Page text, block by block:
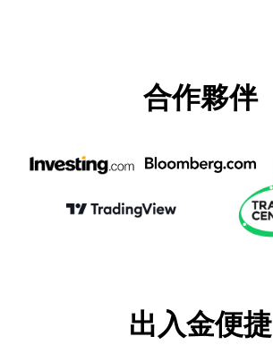
合作夥伴
出入金便捷